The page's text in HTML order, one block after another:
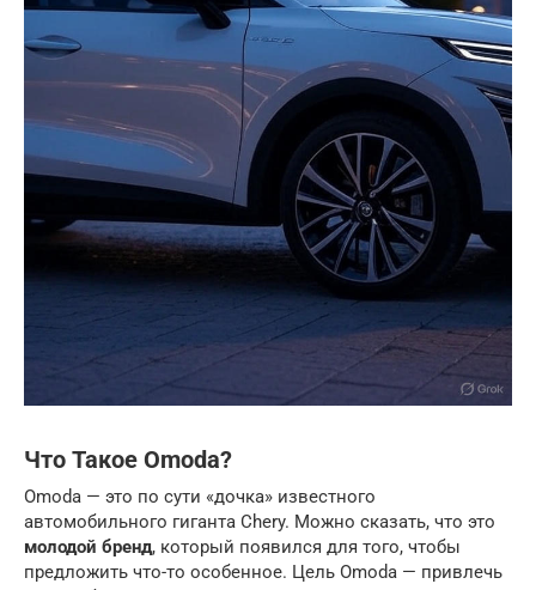
Что Такое Omoda?
Omoda — это по сути «дочка» известного
автомобильного гиганта Chery. Можно сказать, что это
молодой бренд, который появился для того, чтобы
предложить что-то особенное. Цель Omoda — привлечь